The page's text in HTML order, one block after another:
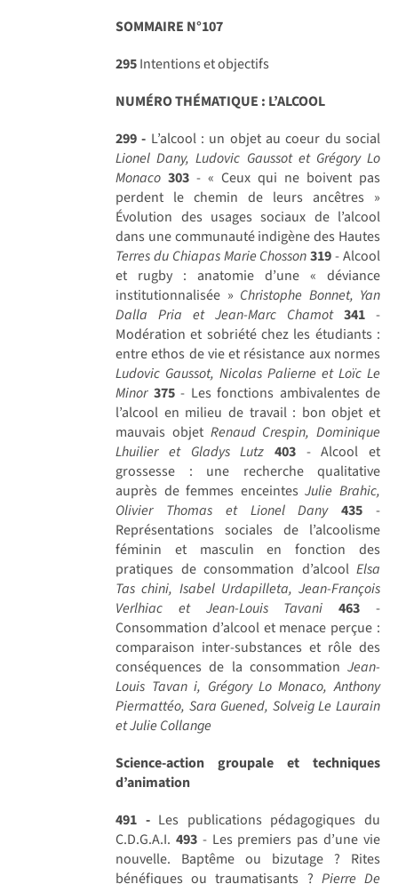
SOMMAIRE N°107
295Intentions et objectifs
NUMÉRO THÉMATIQUE : L’ALCOOL
299 - L’alcool : un objet au coeur du social
Lionel Dany, Ludovic Gaussot et Grégory Lo
Monaco 303 - « Ceux qui ne boivent pas
perdent le chemin de leurs ancêtres »
Évolution des usages sociaux de l’alcool
dans une communauté indigène des Hautes
Terres du ChiapasMarie Chosson319- Alcool
et rugby : anatomie d’une « déviance
institutionnalisée » Christophe Bonnet, Yan
Dalla Pria et Jean-Marc Chamot 341 -
Modération et sobriété chez les étudiants :
entre ethos de vie et résistance aux normes
Ludovic Gaussot, Nicolas Palierne et Loïc Le
Minor 375- Les fonctions ambivalentes de
l’alcool en milieu de travail : bon objet et
mauvais objet Renaud Crespin, Dominique
Lhuilier et Gladys Lutz 403- Alcool et
grossesse : une recherche qualitative
auprès de femmes enceintesJulie Brahic,
Olivier Thomas et Lionel Dany
435 -
Représentations sociales de l’alcoolisme
féminin et masculin en fonction des
pratiques de consommation d’alcool Elsa
Tas chini, Isabel Urdapilleta, Jean-François
Verlhiac et Jean-Louis Tavani
463 -
Consommation d’alcool et menace perçue :
comparaison inter-substances et rôle des
conséquences de la consommation Jean-
Louis Tavan i, Grégory Lo Monaco, Anthony
Piermattéo, Sara Guened, Solveig Le Laurain
et Julie Collange
Science-action groupale et techniques
d’animation
491 -Les publications pédagogiques du
C.D.G.A.I. 493- Les premiers pas d’une vie
nouvelle. Baptême ou bizutage ? Rites
bénéfiques ou traumatisants ? Pierre De